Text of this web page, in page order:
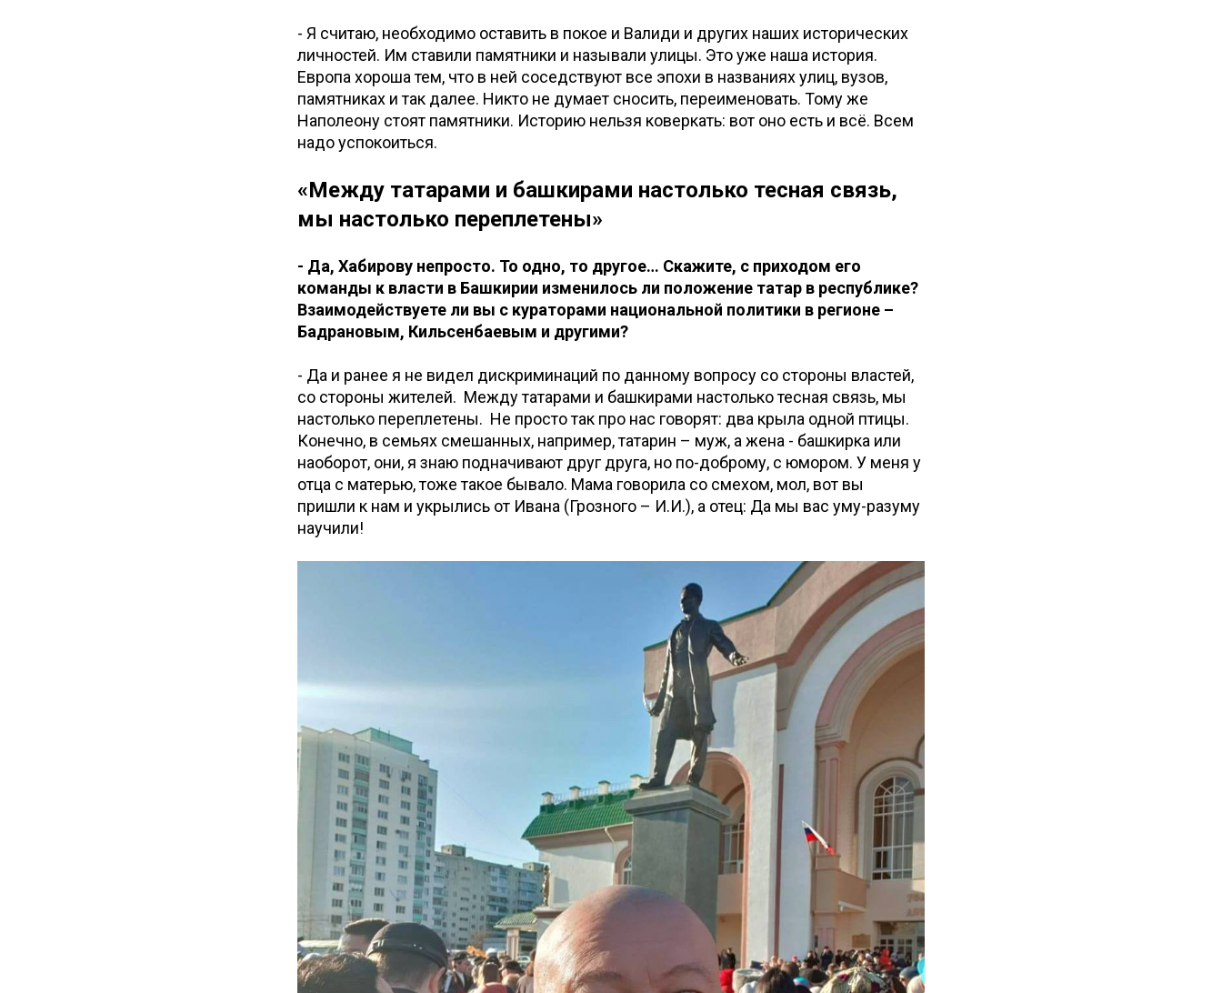
- Я считаю, необходимо оставить в покое и Валиди и других наших исторических
личностей. Им ставили памятники и называли улицы. Это уже наша история.
Европа хороша тем, что в ней соседствуют все эпохи в названиях улиц, вузов,
памятниках и так далее. Никто не думает сносить, переименовать. Тому же
Наполеону стоят памятники. Историю нельзя коверкать: вот оно есть и всё. Всем
надо успокоиться.
«Между татарами и башкирами настолько тесная связь,
мы настолько переплетены»
- Да, Хабирову непросто. То одно, то другое… Скажите, с приходом его
команды к власти в Башкирии изменилось ли положение татар в республике?
Взаимодействуете ли вы с кураторами национальной политики в регионе –
Бадрановым, Кильсенбаевым и другими?
- Да и ранее я не видел дискриминаций по данному вопросу со стороны властей,
со стороны жителей. Между татарами и башкирами настолько тесная связь, мы
настолько переплетены. Не просто так про нас говорят: два крыла одной птицы.
Конечно, в семьях смешанных, например, татарин – муж, а жена - башкирка или
наоборот, они, я знаю подначивают друг друга, но по-доброму, с юмором. У меня у
отца с матерью, тоже такое бывало. Мама говорила со смехом, мол, вот вы
пришли к нам и укрылись от Ивана (Грозного – И.И.), а отец: Да мы вас уму-разуму
научили!